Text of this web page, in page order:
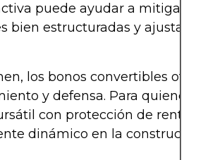
puede ayudar a mitigar
bien estructuradas y ajustando
los bonos convertibles
y defensa. Para quienes
con protección de renta fija,
dinámico en la construcción